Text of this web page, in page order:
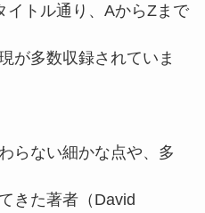
イトル通り、AからZまで
が多数収録されていま
らない細かな点や、多
きた著者（David